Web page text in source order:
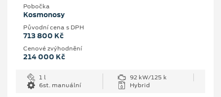
Pobočka
Kosmonosy
Původní cena s DPH
713 800 Kč
Cenové zvýhodnění
214 000 Kč
1 l
92 kW/125 k
6st. manuální
Hybrid